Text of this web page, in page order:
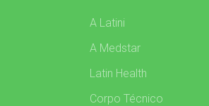
A Latini
A Medstar
Latin Health
Corpo Técnico